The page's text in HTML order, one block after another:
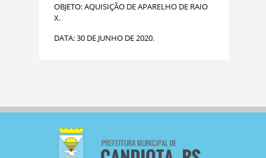
OBJETO: AQUISIÇÃO DE APARELHO DE RAIO
X.
DATA: 30 DE JUNHO DE 2020.